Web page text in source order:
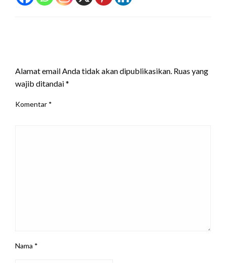
Alamat email Anda tidak akan dipublikasikan. Ruas yang
wajib ditandai*
Komentar *
Nama *